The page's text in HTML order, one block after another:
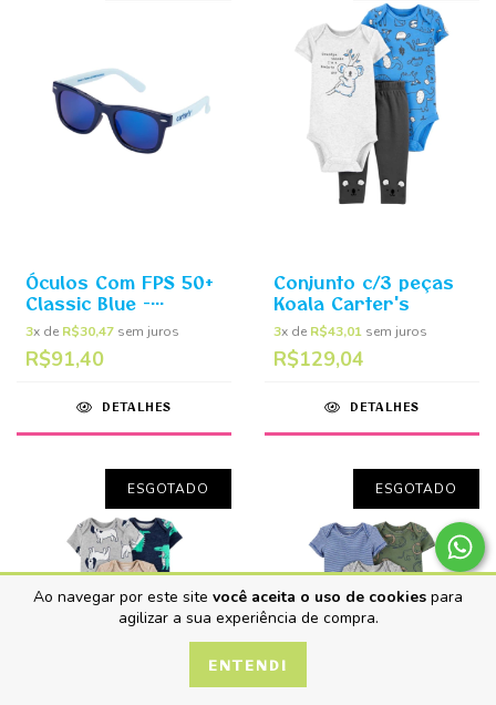
Ao navegar por este site você aceita o uso de cookies para
agilizar a sua experiência de compra.
ENTENDI
Óculos Com FPS 50+
Classic Blue -
Carter's
3x de R$30,47 sem juros
R$91,40
DETALHES
Conjunto c/3 peças
Koala Carter's
3x de R$43,01 sem juros
R$129,04
DETALHES
ESGOTADO ESGOTADO